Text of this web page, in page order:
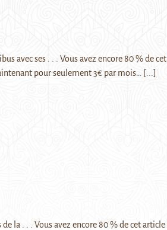
avec ses . . . Vous avez encore 80 % de
pour seulement 3€ par mois…
[...]
la . . . Vous avez encore 80 % de cet article